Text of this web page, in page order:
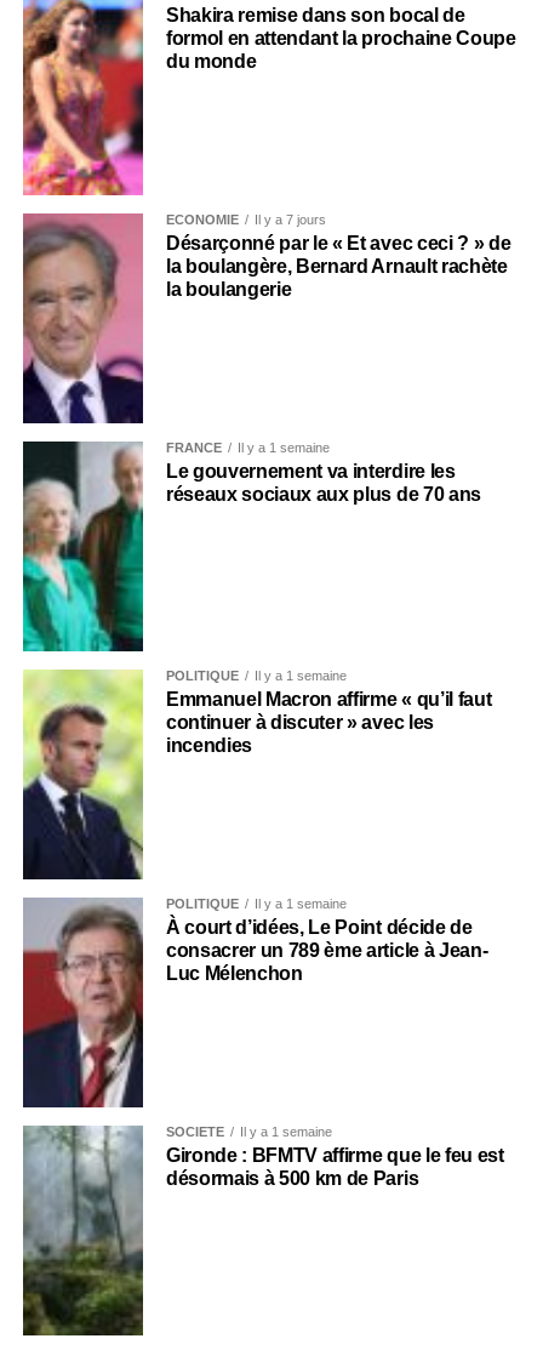
Shakira remise dans son bocal de
formol en attendant la prochaine Coupe
du monde
ECONOMIE Il y a 7 jours
Désarçonné par le « Et avec ceci ? » de
la boulangère, Bernard Arnault rachète
la boulangerie
FRANCE Il y a 1 semaine
Le gouvernement va interdire les
réseaux sociaux aux plus de 70 ans
POLITIQUE Il y a 1 semaine
Emmanuel Macron affirme « qu’il faut
continuer à discuter » avec les
incendies
POLITIQUE Il y a 1 semaine
À court d’idées, Le Point décide de
consacrer un 789 ème article à Jean-
Luc Mélenchon
SOCIÉTÉ Il y a 1 semaine
Gironde : BFMTV affirme que le feu est
désormais à 500 km de Paris